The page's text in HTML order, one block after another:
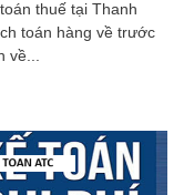
thuế tại Thanh
toán hàng về trước
về...